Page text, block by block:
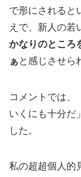
で形にされると
えで、新人の若
かなりのところ
ぁと感じさせら
コメントでは、
いくにも十分だ
した。
私の超超個人的